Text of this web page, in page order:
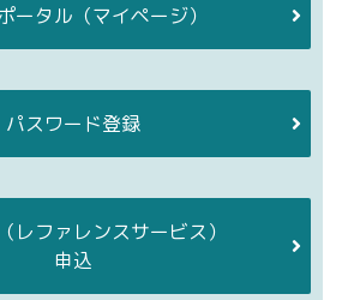
ータル （マイページ）
パスワード登録
（レファレンスサービス）
申込